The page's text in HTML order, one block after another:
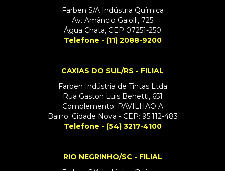
Farben S/A Indústria Química
Av. Amâncio Gaiolli, 725
Água Chata, CEP 07251-250
Telefone - (11) 2088-9200
CAXIAS DO SUL/RS - FILIAL
Farben Indústria de Tintas Ltda
Rua Gaston Luis Benetti, 651
Complemento: PAVILHAO A
Bairro: Cidade Nova - CEP: 95.112-483
Telefone - (54) 3217-4100
RIO NEGRINHO/SC - FILIAL